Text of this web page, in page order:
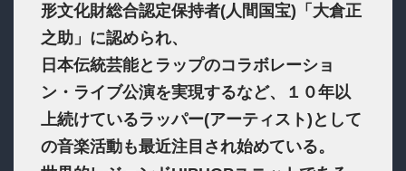
形文化財総合認定保持者(人間国宝)「大倉正
之助」に認められ、
日本伝統芸能とラップのコラボレーショ
ン・ライブ公演を実現するなど、１０年以
上続けているラッパー(アーティスト)として
の音楽活動も最近注目され始めている。